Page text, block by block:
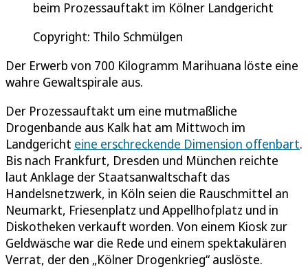
beim Prozessauftakt im Kölner Landgericht
Copyright: Thilo Schmülgen
Der Erwerb von 700 Kilogramm Marihuana löste eine
wahre Gewaltspirale aus.
Der Prozessauftakt um eine mutmaßliche
Drogenbande aus Kalk hat am Mittwoch im
Landgericht eine erschreckende Dimension offenbart.
Bis nach Frankfurt, Dresden und München reichte
laut Anklage der Staatsanwaltschaft das
Handelsnetzwerk, in Köln seien die Rauschmittel an
Neumarkt, Friesenplatz und Appellhofplatz und in
Diskotheken verkauft worden. Von einem Kiosk zur
Geldwäsche war die Rede und einem spektakulären
Verrat, der den „Kölner Drogenkrieg“ auslöste.